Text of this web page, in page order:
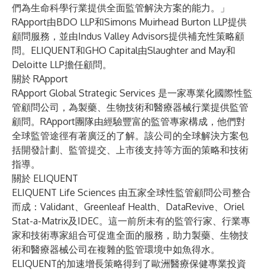
們為生命科學行業提供全面監管解決方案的能力。」
RApport由BDO LLP和Simons Muirhead Burton LLP提供
顧問服務，並由Indus Valley Advisors提供補充性策略顧
問。ELIQUENT和GHO Capital由Slaughter and May和
Deloitte LLP擔任顧問。
關於 RApport
RApport Global Strategic Services 是一家專業化國際性監
管顧問公司，為製藥、生物技術和醫療器械行業提供監管
顧問。RApport團隊由經驗豐富的監管專家構成，他們對
全球監管途徑有著廣泛的了解。該公司的全球解決方案包
括開發計劃、監管提交、上市後支持等方面的策略和技術
指導。
關於 ELIQUENT
ELIQUENT Life Sciences 由五家全球性監管顧問公司整合
而成： Validant、 Greenleaf Health、 DataRevive、 Oriel
Stat-a-Matrix及 IDEC。這一前所未有的監管行家、行業專
家和技術專家組合可促進全面的服務，助力製藥、生物技
術和醫療器械公司在複雜的監管環境中如魚得水。
ELIQUENT的加速增長策略得到了歐洲醫療保健專業投資